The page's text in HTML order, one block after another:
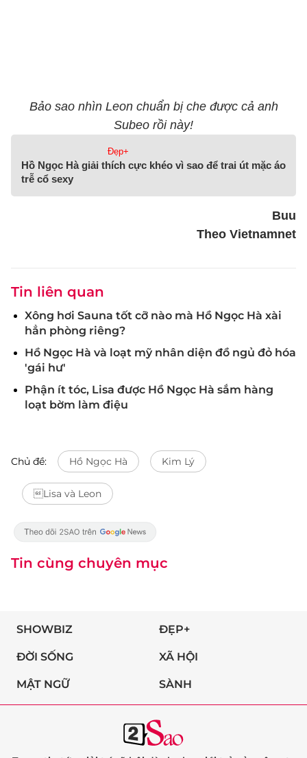
Bảo sao nhìn Leon chuẩn bị che được cả anh
Subeo rồi này!
Đẹp+
Hồ Ngọc Hà giải thích cực khéo vì sao để trai út mặc áo
trễ cổ sexy
Buu
Theo Vietnamnet
Tin liên quan
Xông hơi Sauna tốt cỡ nào mà Hồ Ngọc Hà xài
hẳn phòng riêng?
Hồ Ngọc Hà và loạt mỹ nhân diện đồ ngủ đỏ hóa
'gái hư'
Phận ít tóc, Lisa được Hồ Ngọc Hà sắm hàng
loạt bờm làm điệu
Chủ đề: Hồ Ngọc Hà Kim Lý
Lisa và Leon
Tin cùng chuyên mục
SHOWBIZ ĐẸP+
ĐỜI SỐNG XÃ HỘI
MẬT NGỮ SÀNH